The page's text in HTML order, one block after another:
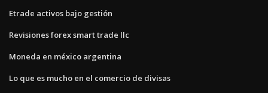
Etrade activos bajo gestión
Revisiones forex smart trade llc
Moneda en méxico argentina
Lo que es mucho en el comercio de divisas